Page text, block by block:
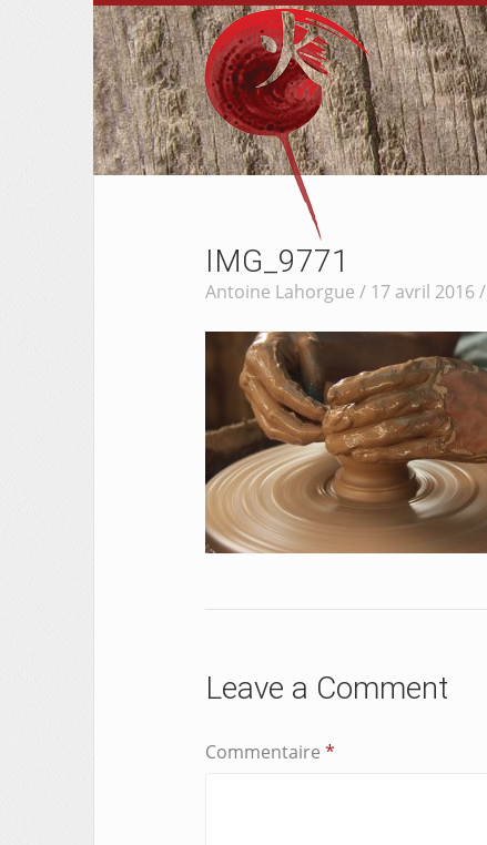
IMG_9771
Antoine Lahorgue / 17 avril 2016 /
Leave a Comment
Commentaire *